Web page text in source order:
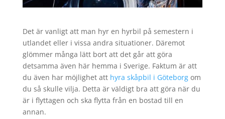
Det är vanligt att man hyr en hyrbil på semestern i
utlandet eller i vissa andra situationer. Däremot
glömmer många lätt bort att det går att göra
detsamma även här hemma i Sverige. Faktum är att
du även har möjlighet att hyra skåpbil i Göteborgom
du så skulle vilja. Detta är väldigt bra att göra när du
är i flyttagen och ska flytta från en bostad till en
annan.